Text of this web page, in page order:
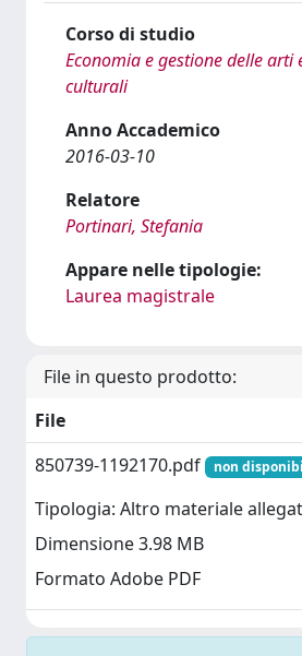
Corso di studio
Economia e gestione delle arti
culturali
Anno Accademico
2016-03-10
Relatore
Portinari, Stefania
Appare nelle tipologie:
Laurea magistrale
File in questo prodotto:
File
850739-1192170.pdf
non
Tipologia: Altro materiale
Dimensione 3.98 MB
Formato Adobe PDF